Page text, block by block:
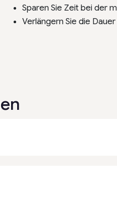
Sparen Sie Zeit bei der
Verlängern Sie die